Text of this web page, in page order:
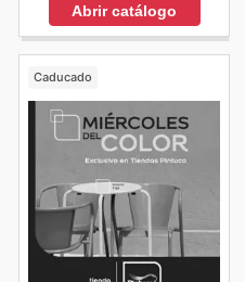
Abrir catálogo
Caducado